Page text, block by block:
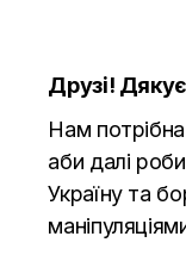
Друзі!
Нам
аби далі
Україну та